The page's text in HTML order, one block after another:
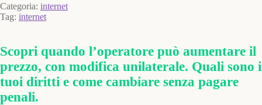
Categoria: internet
Tag: internet
Scopri quando l’operatore può aumentare il
prezzo, con modifica unilaterale. Quali sono i
tuoi diritti e come cambiare senza pagare
penali.